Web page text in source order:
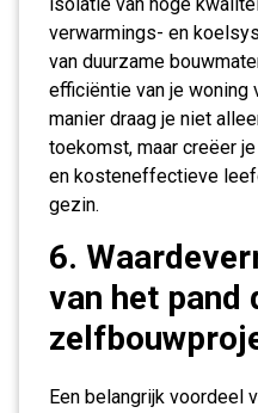
verwarmings- en
van duurzame
efficiëntie van je woning
manier draag je niet
toekomst, maar creëer
en kosteneffectieve
gezin.
6.
van het pand
Een belangrijk voordeel